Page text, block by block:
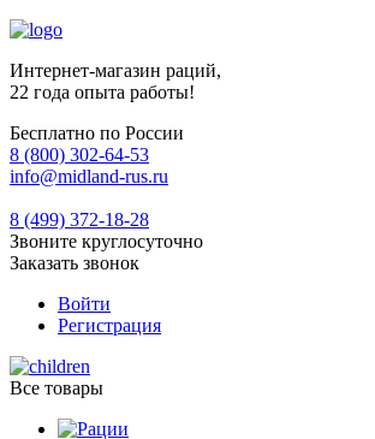
Интернет-магазин раций,
22 года опыта работы!
Бесплатно по России
8 (800) 302-64-53
info@midland-rus.ru
8 (499) 372-18-28
Звоните круглосуточно
Заказать звонок
Войти
Регистрация
Все товары